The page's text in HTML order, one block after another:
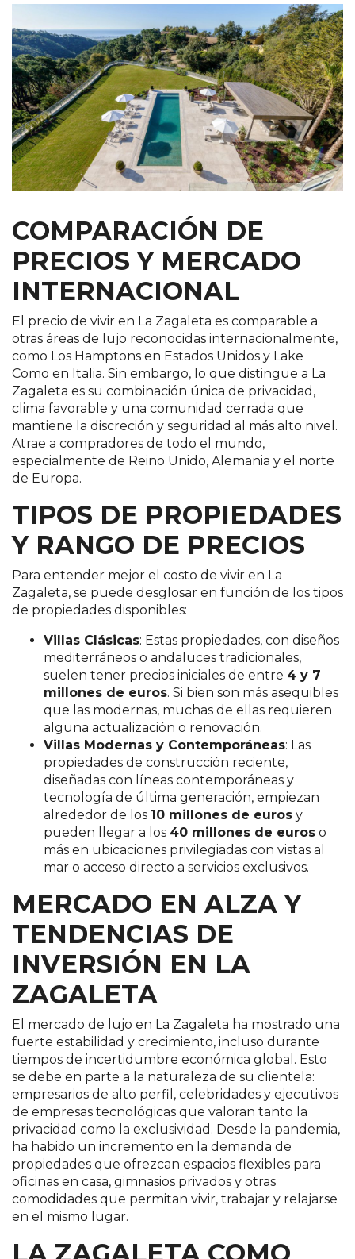
COMPARACIÓN DE
PRECIOS Y MERCADO
INTERNACIONAL
El precio de vivir en La Zagaleta es comparable a
otras áreas de lujo reconocidas internacionalmente,
como Los Hamptons en Estados Unidos y Lake
Como en Italia. Sin embargo, lo que distingue a La
Zagaleta es su combinación única de privacidad,
clima favorable y una comunidad cerrada que
mantiene la discreción y seguridad al más alto nivel.
Atrae a compradores de todo el mundo,
especialmente de Reino Unido, Alemania y el norte
de Europa​.
TIPOS DE PROPIEDADES
Y RANGO DE PRECIOS
Para entender mejor el costo de vivir en La
Zagaleta, se puede desglosar en función de los tipos
de propiedades disponibles:
Villas Clásicas: Estas propiedades, con diseños
mediterráneos o andaluces tradicionales,
suelen tener precios iniciales de entre 4 y 7
millones de euros. Si bien son más asequibles
que las modernas, muchas de ellas requieren
alguna actualización o renovación​.
Villas Modernas y Contemporáneas: Las
propiedades de construcción reciente,
diseñadas con líneas contemporáneas y
tecnología de última generación, empiezan
alrededor de los 10 millones de euros y
pueden llegar a los 40 millones de euros o
más en ubicaciones privilegiadas con vistas al
mar o acceso directo a servicios exclusivos​.
MERCADO EN ALZA Y
TENDENCIAS DE
INVERSIÓN EN LA
ZAGALETA
El mercado de lujo en La Zagaleta ha mostrado una
fuerte estabilidad y crecimiento, incluso durante
tiempos de incertidumbre económica global. Esto
se debe en parte a la naturaleza de su clientela:
empresarios de alto perfil, celebridades y ejecutivos
de empresas tecnológicas que valoran tanto la
privacidad como la exclusividad. Desde la pandemia,
ha habido un incremento en la demanda de
propiedades que ofrezcan espacios flexibles para
oficinas en casa, gimnasios privados y otras
comodidades que permitan vivir, trabajar y relajarse
en el mismo lugar​.